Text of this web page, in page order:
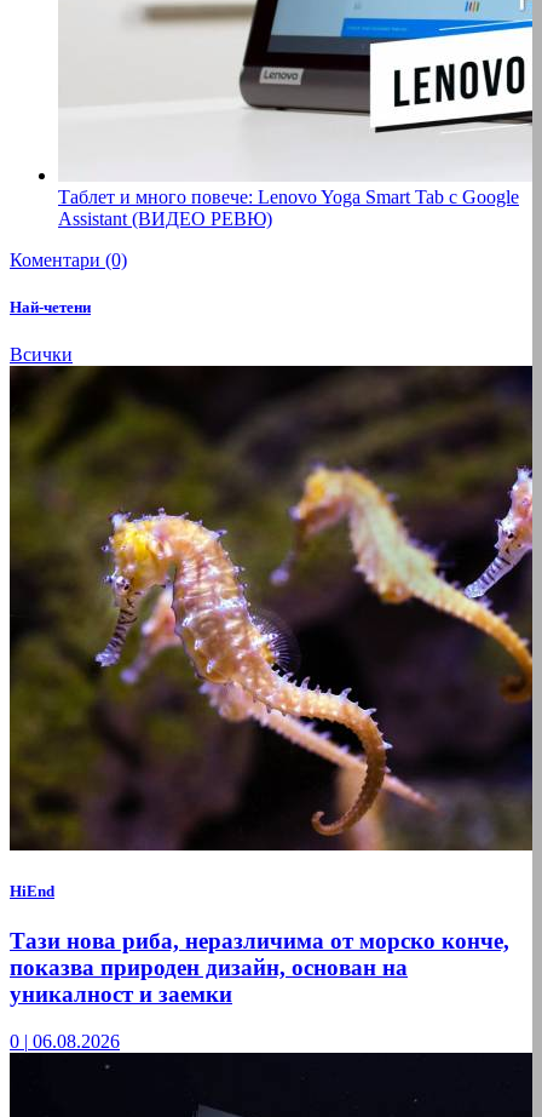
Таблет и много повече: Lenovo Yoga Smart Tab с Google
Assistant (ВИДЕО РЕВЮ)
Коментари (0)
Най-четени
Всички
HiEnd
Тази нова риба, неразличима от морско конче,
показва природен дизайн, основан на
уникалност и заемки
0 | 06.08.2026